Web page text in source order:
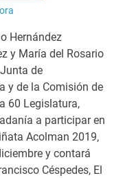
Hernández
y María del Rosario
de
y de la Comisión de
60 Legislatura,
a participar en
Acolman 2019,
y contará
Céspedes, El